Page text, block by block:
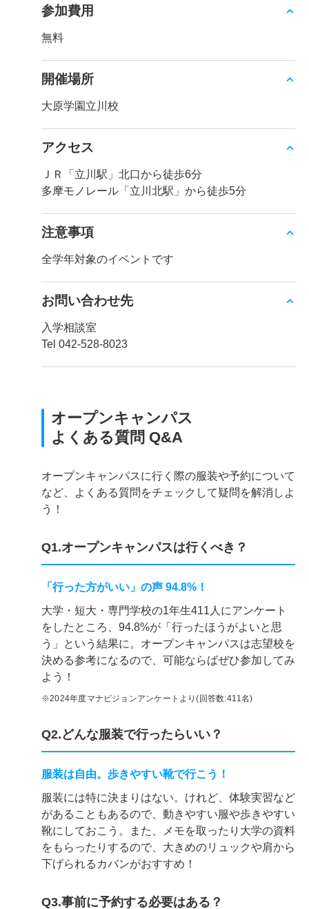
参加費用
無料
開催場所
大原学園立川校
アクセス
ＪＲ「立川駅」北口から徒歩6分
多摩モノレール「立川北駅」から徒歩5分
注意事項
全学年対象のイベントです
お問い合わせ先
入学相談室
Tel 042-528-8023
オープンキャンパス
よくある質問 Q&A
オープンキャンパスに行く際の服装や予約について
など、よくある質問をチェックして疑問を解消しよ
う！
Q1.オープンキャンパスは行くべき？
「行った方がいい」の声 94.8%！
大学・短大・専門学校の1年生411人にアンケート
をしたところ、94.8%が「行ったほうがよいと思
う」という結果に。オープンキャンパスは志望校を
決める参考になるので、可能ならばぜひ参加してみ
よう！
※2024年度マナビジョンアンケートより(回答数:411名)
Q2.どんな服装で行ったらいい？
服装は自由。歩きやすい靴で行こう！
服装には特に決まりはない。けれど、体験実習など
があることもあるので、動きやすい服や歩きやすい
靴にしておこう。また、メモを取ったり大学の資料
をもらったりするので、大きめのリュックや肩から
下げられるカバンがおすすめ！
Q3.事前に予約する必要はある？